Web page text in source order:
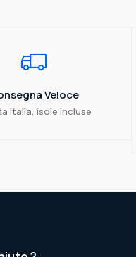
Veloce
Italia, isole incluse